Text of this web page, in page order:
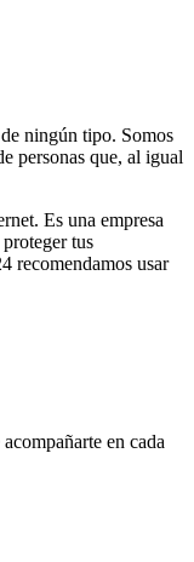
ningún tipo. Somos
personas que, al igual
Es una empresa
tus
recomendamos usar
en cada